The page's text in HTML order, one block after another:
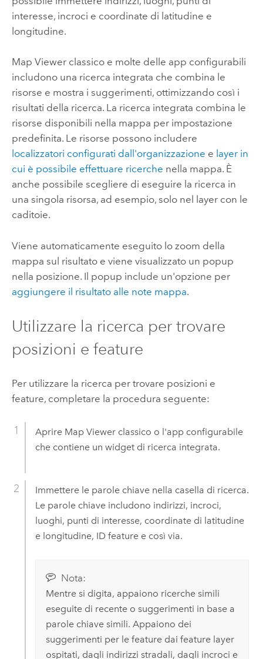
interesse, incroci e coordinate di latitudine e
longitudine.
Map Viewer classicoe molte delle app configurabili
includono una ricerca integrata che combina le
risorse e mostra i suggerimenti, ottimizzando così i
risultati della ricerca. La ricerca integrata combina le
risorse disponibili nella mappa per impostazione
predefinita. Le risorse possono includere
localizzatori configurati dall'organizzazione e layer in
cui è possibile effettuare ricerche nella mappa. È
anche possibile scegliere di eseguire la ricerca in
una singola risorsa, ad esempio, solo nel layer con le
caditoie.
Viene automaticamente eseguito lo zoom della
mappa sul risultato e viene visualizzato un popup
nella posizione. Il popup include un'opzione per
aggiungere il risultato alle note mappa.
Utilizzare la ricerca per trovare
posizioni e feature
Per utilizzare la ricerca per trovare posizioni e
feature, completare la procedura seguente:
Aprire Map Viewer classico o l'app configurabile
che contiene un widget di ricerca integrata.
Immettere le parole chiave nella casella di ricerca.
Le parole chiave includono indirizzi, incroci,
luoghi, punti di interesse, coordinate di latitudine
e longitudine, ID feature e così via.
Nota:
Mentre si digita, appaiono ricerche simili
eseguite di recente o suggerimenti in base a
parole chiave simili. Appaiono dei
suggerimenti per le feature dai feature layer
ospitati, dagli indirizzi stradali, dagli incroci e